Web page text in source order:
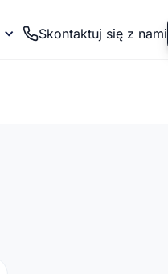
Skontaktuj się z nami